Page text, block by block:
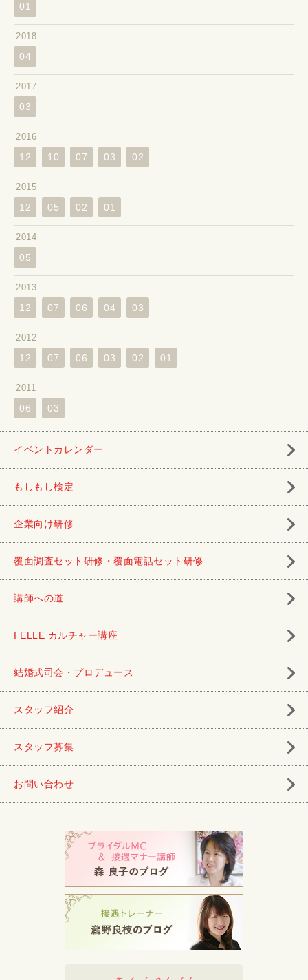
01
2018
04
2017
03
2016
12 10 07 03 02
2015
12 05 02 01
2014
05
2013
12 07 06 04 03
2012
12 07 06 03 02 01
2011
06 03
イベントカレンダー
もしもし検定
企業向け研修
覆面調査セット研修・覆面電話セット研修
講師への道
I ELLE カルチャー講座
結婚式司会・プロデュース
スタッフ紹介
スタッフ募集
お問い合わせ